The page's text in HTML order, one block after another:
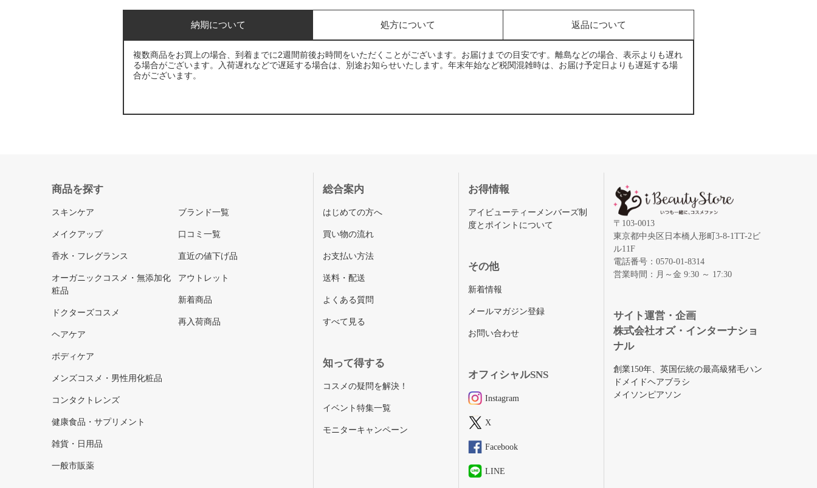
納期について 処方について 返品について
複数商品をお買上の場合、到着までに2週間前後お時間をいただくことがございます。お届けまでの目安です。離島などの場合、表示よりも遅れ
る場合がございます。入荷遅れなどで遅延する場合は、別途お知らせいたします。年末年始など税関混雑時は、お届け予定日よりも遅延する場
合がございます。
商品を探す
スキンケア
メイクアップ
香水・フレグランス
オーガニックコスメ・無添加化
粧品
ドクターズコスメ
ヘアケア
ボディケア
メンズコスメ・男性用化粧品
コンタクトレンズ
健康食品・サプリメント
雑貨・日用品
一般市販薬
ブランド一覧
口コミ一覧
直近の値下げ品
アウトレット
新着商品
再入荷商品
総合案内
はじめての方へ
買い物の流れ
お支払い方法
送料・配送
よくある質問
すべて見る
知って得する
コスメの疑問を解決！
イベント特集一覧
モニターキャンペーン
お得情報
アイビューティーメンバーズ制
度とポイントについて
その他
新着情報
メールマガジン登録
お問い合わせ
オフィシャルSNS
Instagram
X
Facebook
LINE
〒103-0013
東京都中央区日本橋人形町3-8-1TT-2ビ
ル11F
電話番号：0570-01-8314
営業時間：月～金 9:30 ～ 17:30
サイト運営・企画
株式会社オズ・インターナショ
ナル
創業150年、英国伝統の最高級猪毛ハン
ドメイドヘアブラシ
メイソンピアソン